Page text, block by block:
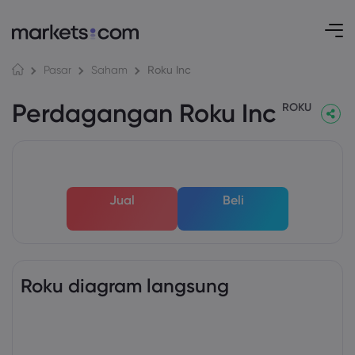
Pasar Saham Roku Inc
Perdagangan Roku Inc ROKU
Jual Beli
Roku diagram langsung